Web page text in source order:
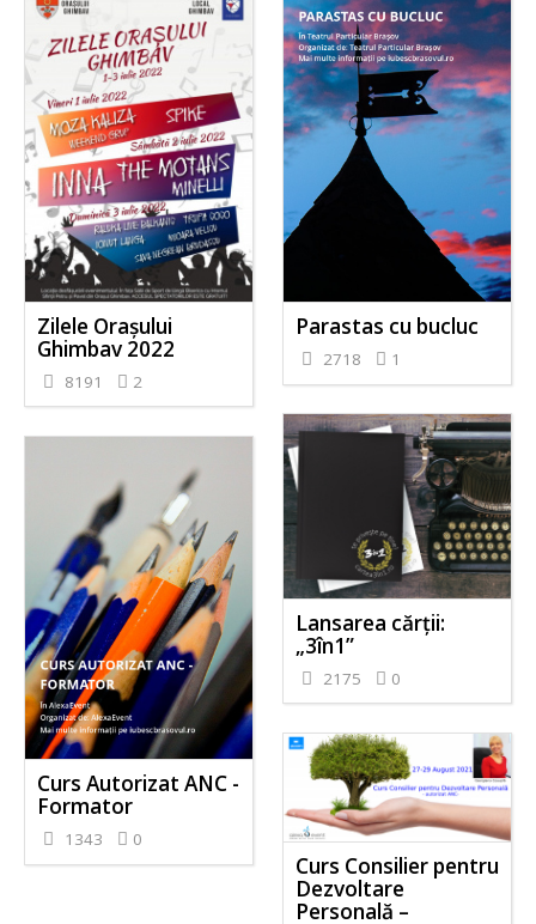
Zilele Orașului
Ghimbav 2022
8191 2
Parastas cu bucluc
2718 1
Lansarea cărții:
„3în1”
2175 0
Curs Autorizat ANC -
Formator
1343 0
Curs Consilier pentru
Dezvoltare
Personală –